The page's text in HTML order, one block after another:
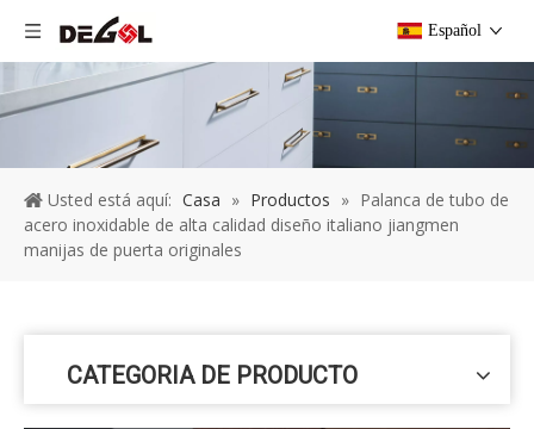
Español
Usted está aquí: Casa » Productos » Palanca de tubo de
acero inoxidable de alta calidad diseño italiano jiangmen
manijas de puerta originales
CATEGORIA DE PRODUCTO